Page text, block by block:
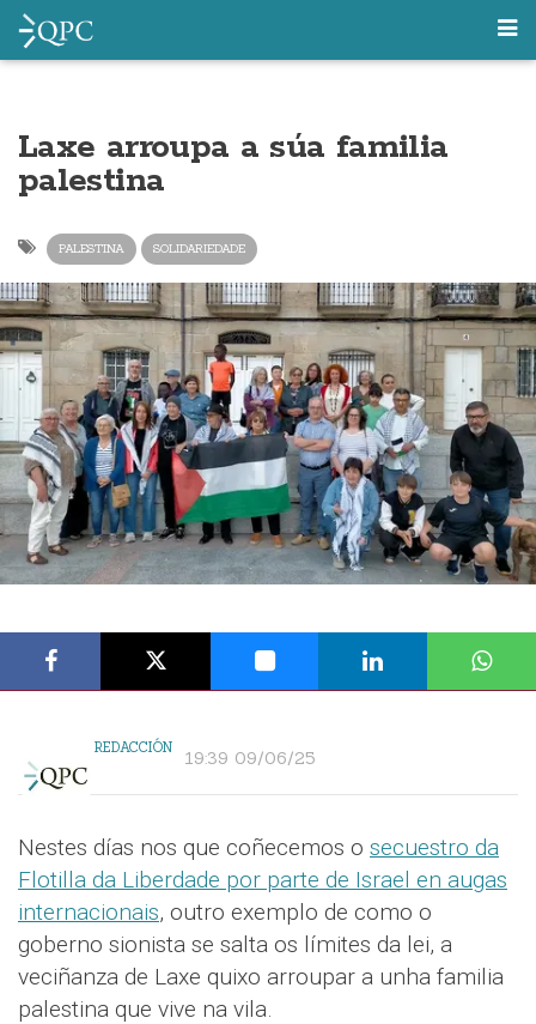
Laxe arroupa a súa familia
palestina
PALESTINA SOLIDARIEDADE
REDACCIÓN 19:39 09/06/25
Nestes días nos que coñecemos o secuestro da
Flotilla da Liberdade por parte de Israel en augas
internacionais, outro exemplo de como o
goberno sionista se salta os límites da lei, a
veciñanza de Laxe quixo arroupar a unha familia
palestina que vive na vila.